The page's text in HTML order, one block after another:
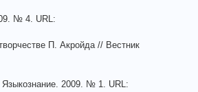
№ 4. URL:
П. Акройда // Вестник
Языкознание. 2009. № 1. URL: